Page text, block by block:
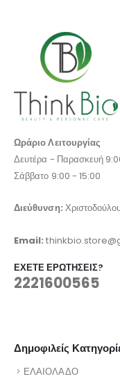
Ωράριο Λειτουργίας
Δευτέρα - Παρασκευή
Σάββατο 9:00 - 15:00
Διεύθυνση:
Email:
ΈΧΕΤΕ ΕΡΩΤΉΣΕΙΣ?
2221600565
Δημοφιλείς
ΕΛΑΙΟΛΑΔΟ